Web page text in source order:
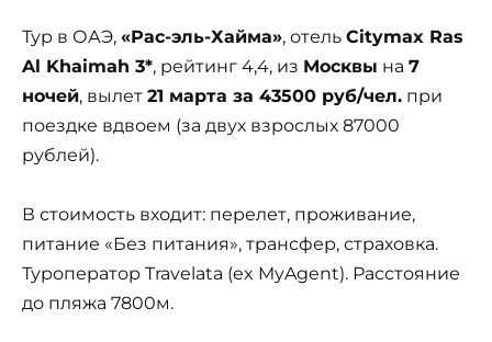
Тур в ОАЭ, «Рас-эль-Хайма», отель Citymax Ras
Al Khaimah 3*, рейтинг 4,4, из Москвы на 7
ночей, вылет 21 марта за 43500 руб/чел. при
поездке вдвоем (за двух взрослых 87000
рублей).
В стоимость входит: перелет, проживание,
питание «Без питания», трансфер, страховка.
Туроператор Travelata (ex MyAgent). Расстояние
до пляжа 7800м.